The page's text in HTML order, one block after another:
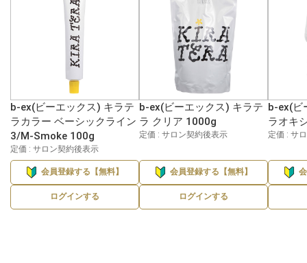
b-ex(ビーエックス) キラテ
ラカラー ベーシックライン
3/M-Smoke 100g
定価 : サロン契約後表示
会員登録する【無料】
ログインする
b-ex(ビーエックス) キラテ
ラ クリア 1000g
定価 : サロン契約後表示
会員登録する【無料】
ログインする
b-ex(ビ
ラオキ
定価 : サ